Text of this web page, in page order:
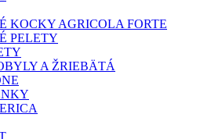
KOCKY AGRICOLA FORTE
PELETY
A ŽRIEBÄTÁ